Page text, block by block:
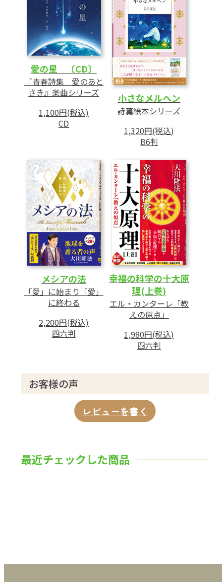
愛の星 〔CD〕
『青春詩集 愛のあと
さき』楽曲シリーズ
1,100円(税込)
CD
小さなメルヘン
詩篇絵本シリーズ
1,320円(税込)
B6判
メシアの法
「愛」に始まり「愛」
に終わる
2,200円(税込)
四六判
幸福の科学の十大原
理(上巻)
エル・カンターレ「教
えの原点」
1,980円(税込)
四六判
お客様の声
レビューを書く
最近チェックした商品